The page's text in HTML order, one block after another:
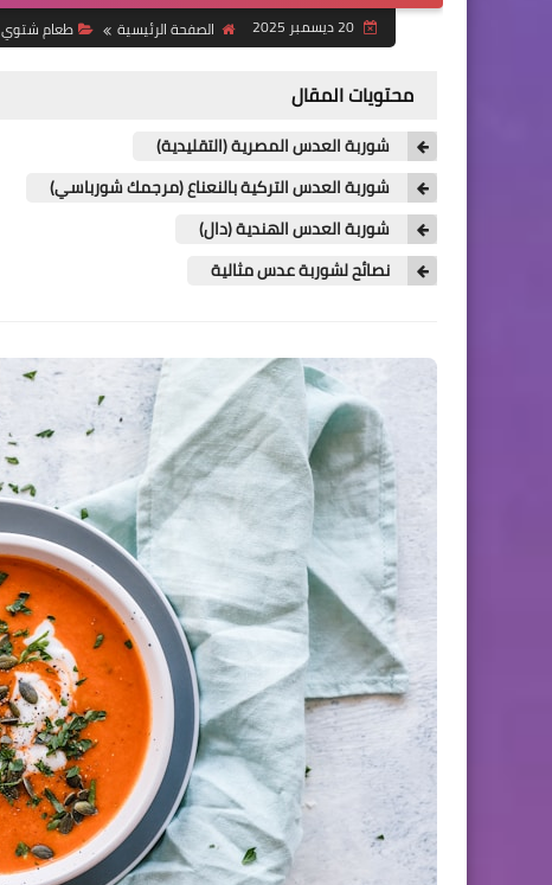
20 ديسمبر 2025 الصفحة الرئيسية طعام شتوي
محتويات المقال
شوربة العدس المصرية (التقليدية)
شوربة العدس التركية بالنعناع (مرجمك شورباسي)
شوربة العدس الهندية (دال)
نصائح لشوربة عدس مثالية